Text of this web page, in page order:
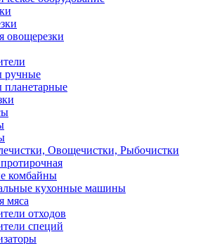
овощерезки
ручные
Овощечистки, Рыбочистки
комбайны
кухонные машины
мяса
отходов
специй